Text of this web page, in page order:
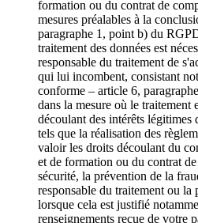
formation ou du contrat de
mesures préalables à la
paragraphe 1, point b) du
traitement des données est
responsable du traitement de
qui lui incombent, consistant
conforme – article 6,
dans la mesure où le traitement
découlant des intérêts légitimes
tels que la réalisation des
valoir les droits découlant du
et de formation ou du contrat
sécurité, la prévention de la
responsable du traitement ou la
lorsque cela est justifié
renseignements reçue de votre